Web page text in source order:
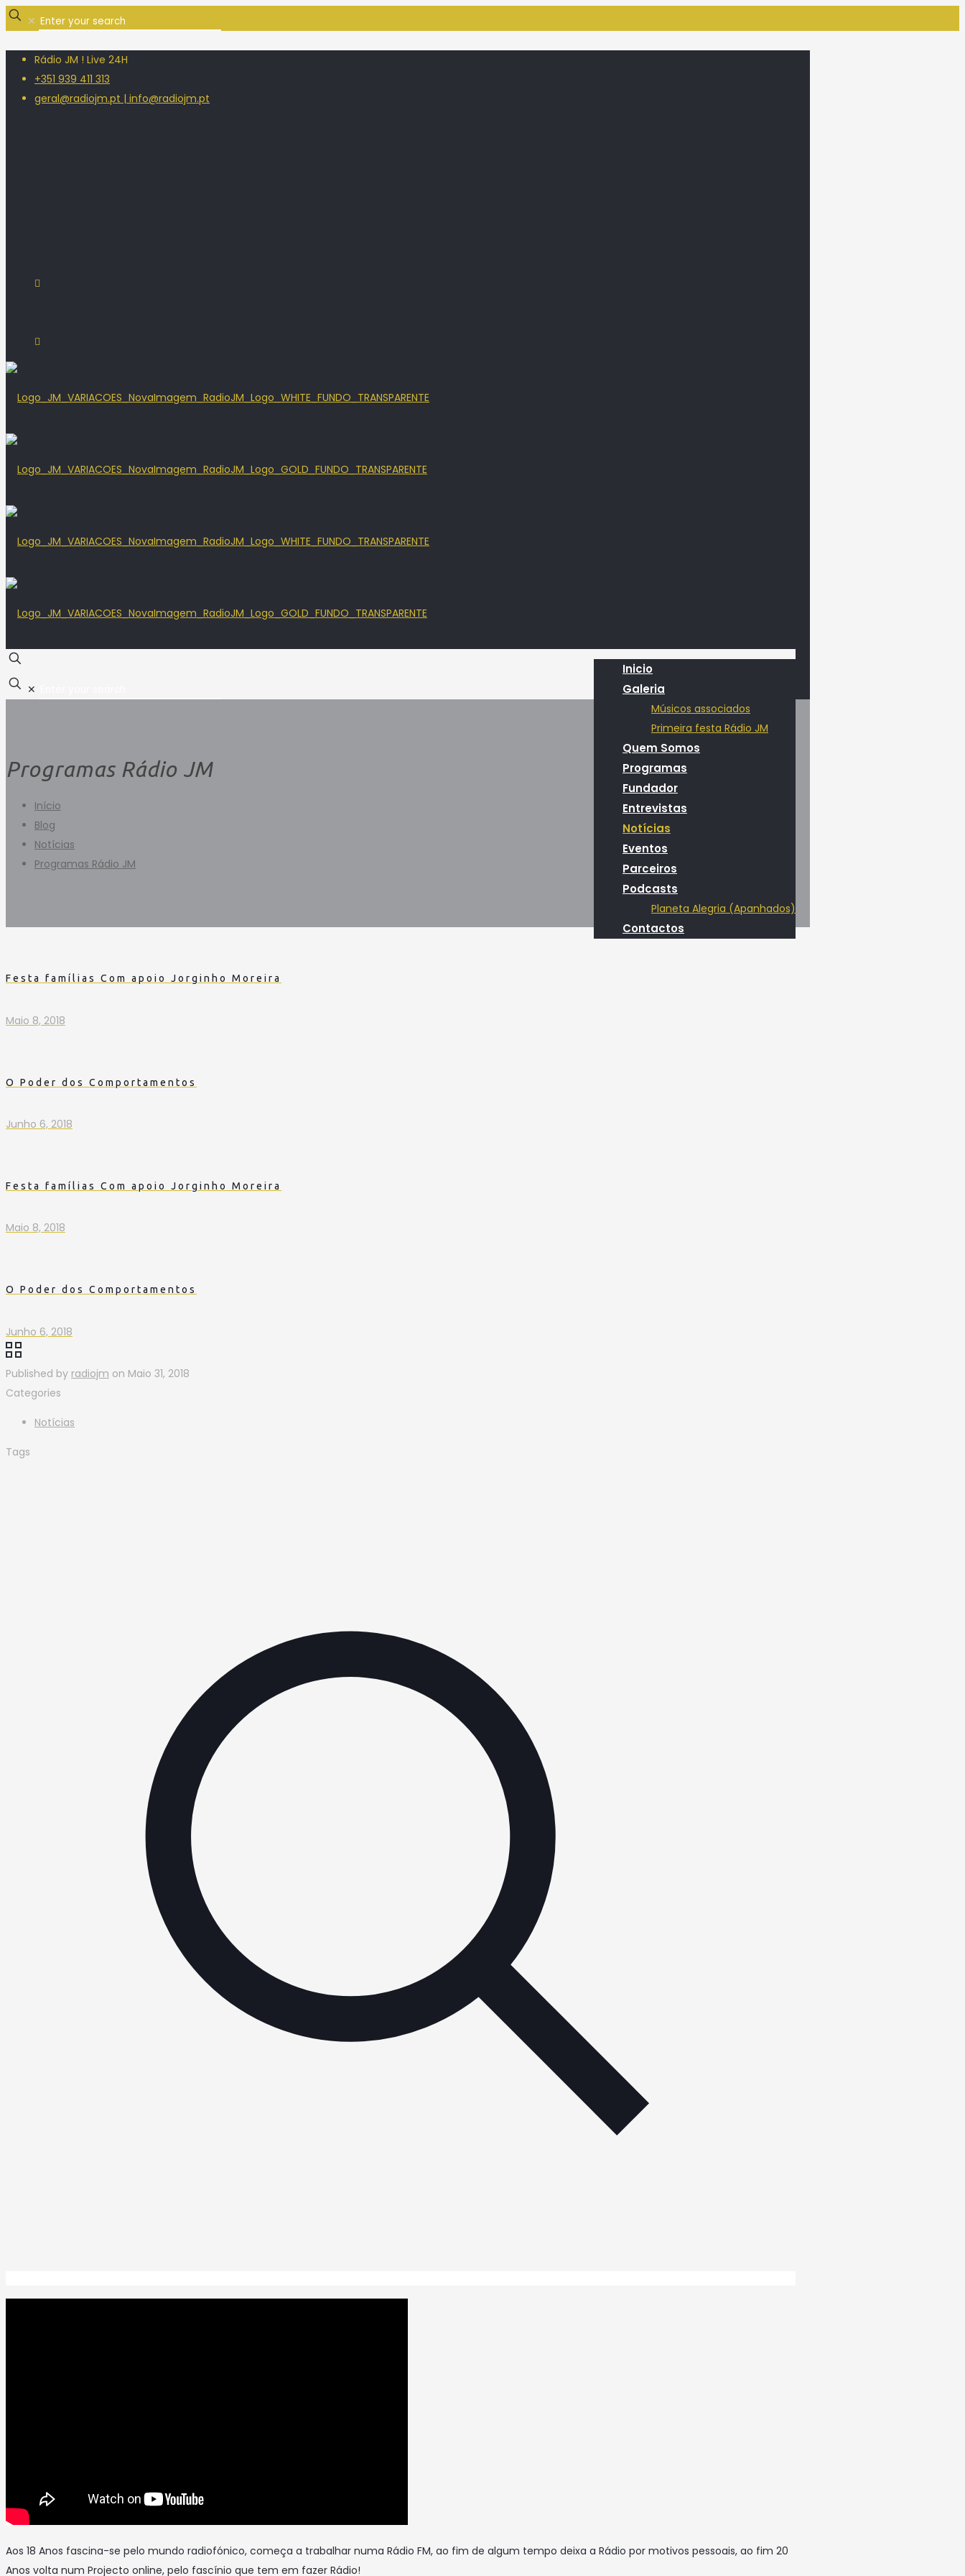
✕
Rádio JM ! Live 24H
+351 939 411 313
geral@radiojm.pt | info@radiojm.pt
Inicio
Galeria
Músicos associados
Primeira festa Rádio JM
Quem Somos
Programas
Fundador
Entrevistas
Notícias
Eventos
Parceiros
Podcasts
Planeta Alegria (Apanhados)
Contactos
✕
Programas Rádio JM
Início
Blog
Notícias
Programas Rádio JM
Festa famílias Com apoio Jorginho Moreira
Maio 8, 2018
O Poder dos Comportamentos
Junho 6, 2018
Festa famílias Com apoio Jorginho Moreira
Maio 8, 2018
O Poder dos Comportamentos
Junho 6, 2018
Published by radiojm on Maio 31, 2018
Categories
Notícias
Tags
Aos 18 Anos fascina-se pelo mundo radiofónico, começa a trabalhar numa Rádio FM, ao fim de algum tempo deixa a Rádio por motivos pessoais, ao fim 20
Anos volta num Projecto online, pelo fascínio que tem em fazer Rádio!